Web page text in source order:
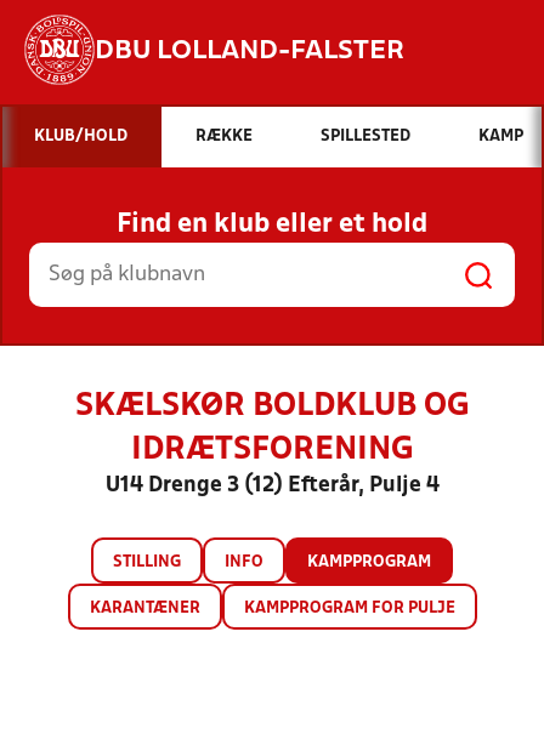
DBU LOLLAND-FALSTER
Hvad vil du søge efter?
INDHOLD OG NYHEDER
STILLINGER, RESULTATER, KLUBBER OG
HOLD
KLUB/HOLD RÆKKE SPILLESTED KAMP
Find en klub eller et hold
SKÆLSKØR BOLDKLUB OG
IDRÆTSFORENING
U14 Drenge 3 (12) Efterår, Pulje 4
STILLING INFO KAMPPROGRAM
KARANTÆNER KAMPPROGRAM FOR PULJE